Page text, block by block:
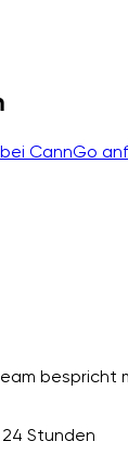
CannGo
Stunden